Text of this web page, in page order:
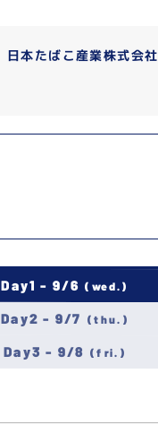
日本たばこ産業株式会社
Day1 - 9/6 (wed.)
Day2 - 9/7 (thu.)
Day3 - 9/8 (fri.)